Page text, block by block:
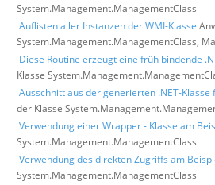
System.Management.ManagementClass
Auflisten aller Instanzen der WMI-Klasse
System.Management.ManagementClass,
Diese Routine erzeugt eine früh bindende
Klasse
Ausschnitt aus der generierten .NET-Klasse
der Klasse
Verwendung einer Wrapper - Klasse am
System.Management.ManagementClass
Verwendung des direkten Zugriffs am
System.Management.ManagementClass